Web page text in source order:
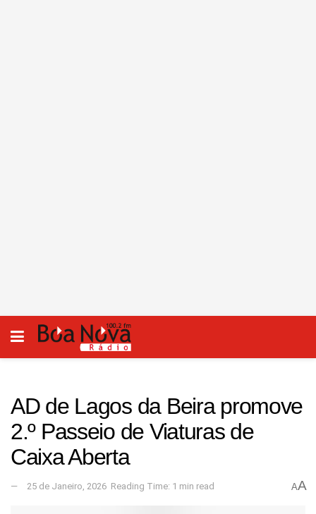
AD de Lagos da Beira promove
2.º Passeio de Viaturas de
Caixa Aberta
25 de Janeiro, 2026 Reading Time: 1 min read AA